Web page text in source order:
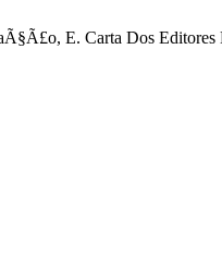
E. Carta Dos